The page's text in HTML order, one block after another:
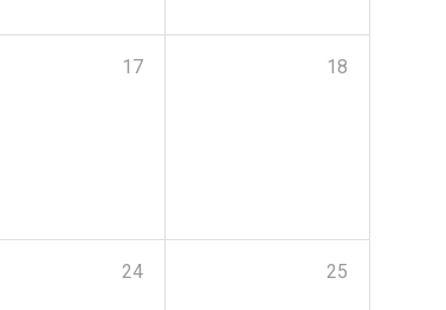
17 18
24 25